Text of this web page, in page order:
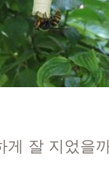
게 잘 지었을